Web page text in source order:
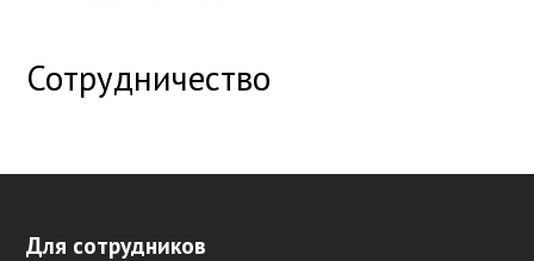
Сотрудничество
Для сотрудников